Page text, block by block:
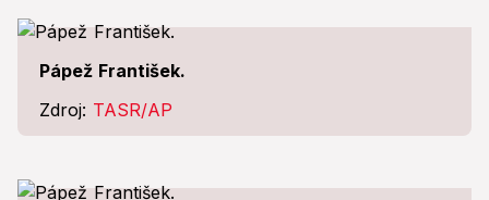
Pápež František.
Zdroj: TASR/AP